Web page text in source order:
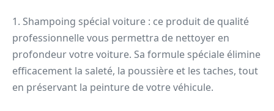
1. Shampoing spécial voiture : ce produit de qualité
professionnelle vous permettra de nettoyer en
profondeur votre voiture. Sa formule spéciale élimine
efficacement la saleté, la poussière et les taches, tout
en préservant la peinture de votre véhicule.